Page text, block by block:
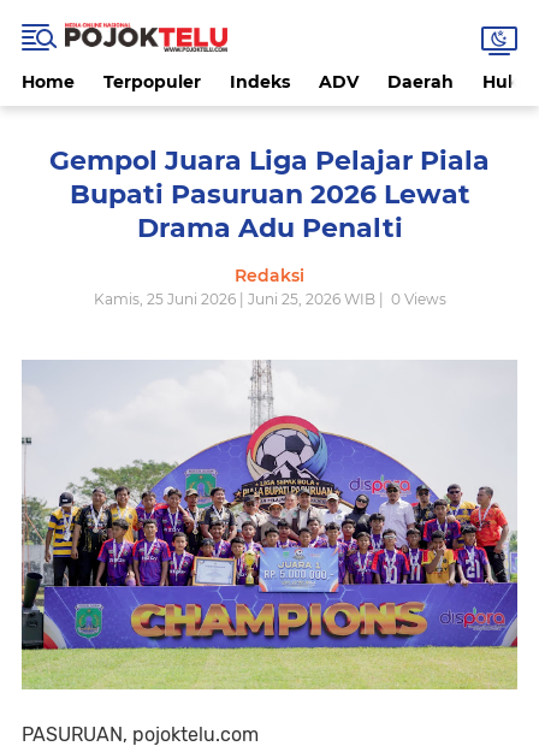
Home Terpopuler Indeks ADV Daerah
Gempol Juara Liga Pelajar Piala
Bupati Pasuruan 2026 Lewat
Drama Adu Penalti
Redaksi
Kamis, 25 Juni 2026 | Juni 25, 2026 WIB | 0Views
PASURUAN, pojoktelu.com